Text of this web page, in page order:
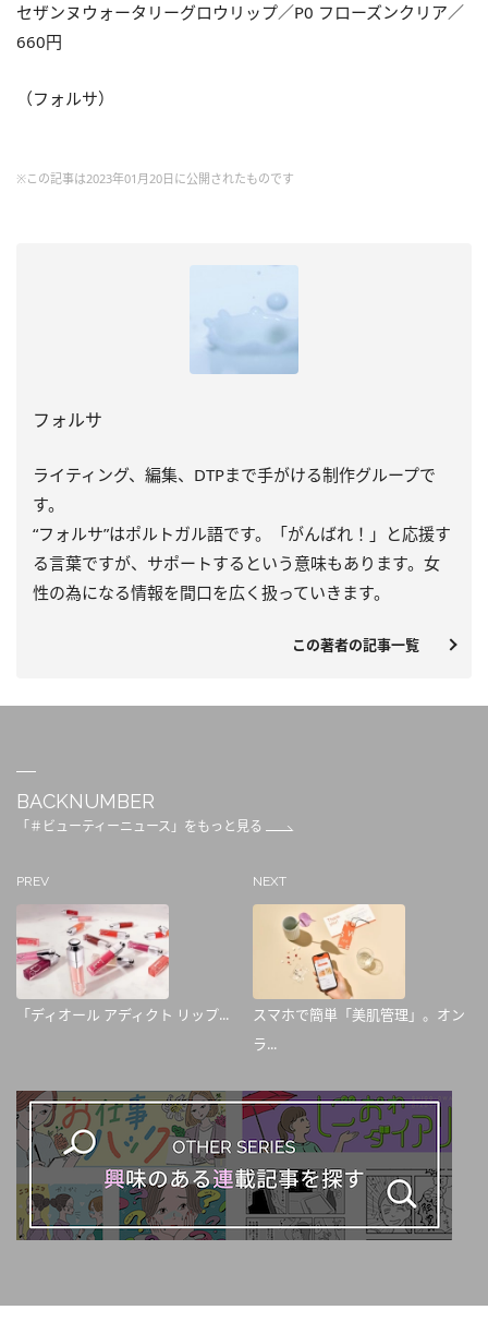
セザンヌウォータリーグロウリップ／P0 フローズンクリア／
660円
（フォルサ）
※この記事は2023年01月20日に公開されたものです
フォルサ
ライティング、編集、DTPまで手がける制作グループで
す。
“フォルサ”はポルトガル語です。「がんばれ！」と応援す
る言葉ですが、サポートするという意味もあります。女
性の為になる情報を間口を広く扱っていきます。
この著者の記事一覧
BACKNUMBER
「＃ビューティーニュース」をもっと見る
PREV
「ディオール アディクト リップ...
NEXT
スマホで簡単「美肌管理」。オン
ラ...